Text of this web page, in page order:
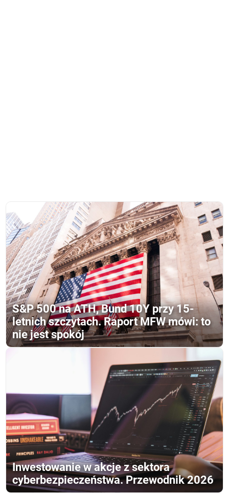
S&P 500 na ATH, Bund 10Y przy 15-
letnich szczytach. Raport MFW mówi: to
nie jest spokój
Inwestowanie w akcje z sektora
cyberbezpieczeństwa. Przewodnik 2026